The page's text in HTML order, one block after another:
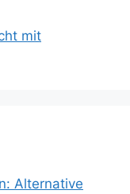
mit
Alternative